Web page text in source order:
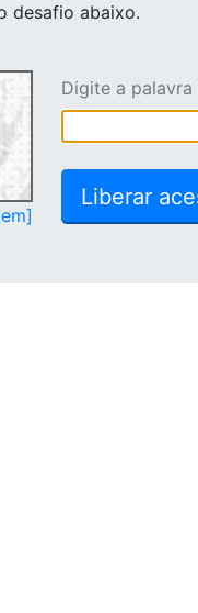
desafio abaixo.
Digite a